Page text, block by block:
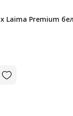
Laima Premium